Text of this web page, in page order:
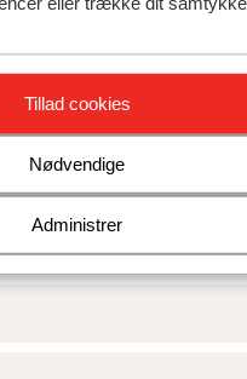
Tillad cookies
Nødvendige
Administrer
& Lejligheder